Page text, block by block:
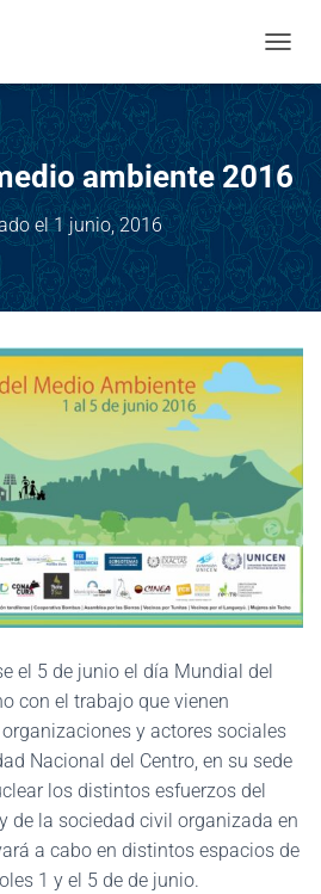
herramientas
ambiente 2016
el1 junio, 2016
el 5 de junio el día Mundial del
con el trabajo que vienen
y actores sociales
Nacional del Centro, en su sede
los distintos esfuerzos del
de la sociedad civil organizada en
a cabo en distintos espacios de
1 y el 5 de de junio.